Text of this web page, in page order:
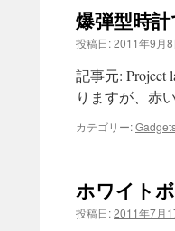
爆弾型時
投稿日:2011年9月8
記事元: Project
りますが、赤
カテゴリー:
ホワイト
投稿日:2011年7月